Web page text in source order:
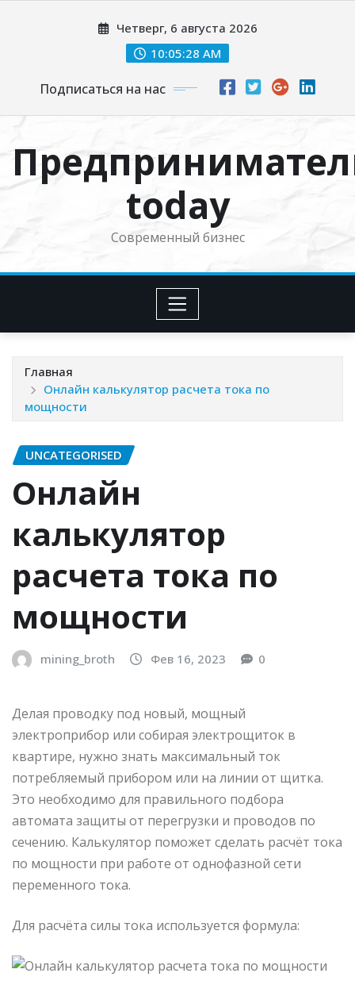
Четверг, 6 августа 2026
10:05:29 AM
Подписаться на нас
today
Современный бизнес
Главная
Онлайн калькулятор расчета тока по
мощности
UNCATEGORISED
Онлайн
калькулятор
расчета тока по
мощности
mining_broth Фев 16, 2023 0
Делая проводку под новый, мощный
электроприбор или собирая электрощиток в
квартире, нужно знать максимальный ток
потребляемый прибором или на линии от щитка.
Это необходимо для правильного подбора
автомата защиты от перегрузки и проводов по
сечению. Калькулятор поможет сделать расчёт тока
по мощности при работе от однофазной сети
переменного тока.
Для расчёта силы тока используется формула: